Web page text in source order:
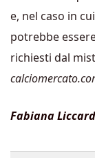
e, nel caso in
potrebbe
richiesti dal
Fabiana